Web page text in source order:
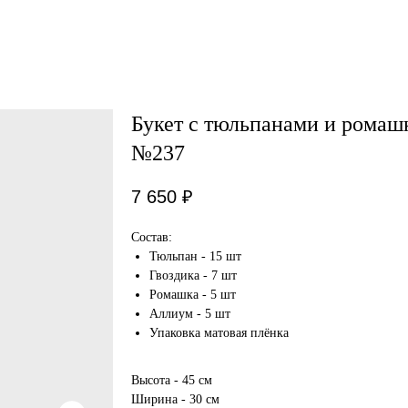
Букет с тюльпанами и
№237
7 650 ₽
Состав:
Тюльпан - 15 шт
Гвоздика - 7 шт
Ромашка - 5 шт
Аллиум - 5 шт
Упаковка матовая плёнка
Высота - 45 см
Ширина - 30 см